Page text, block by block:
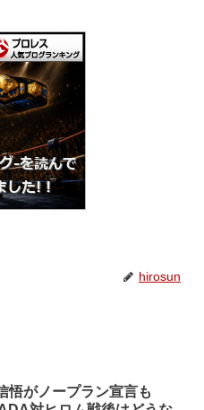
hirosun
悟がノープラン宣言も